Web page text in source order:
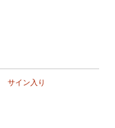
サイン入り